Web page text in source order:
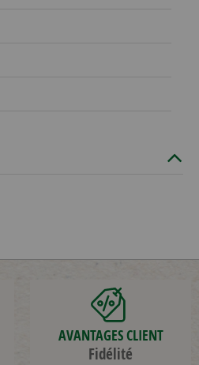
AVANTAGES CLIENT
Fidélité